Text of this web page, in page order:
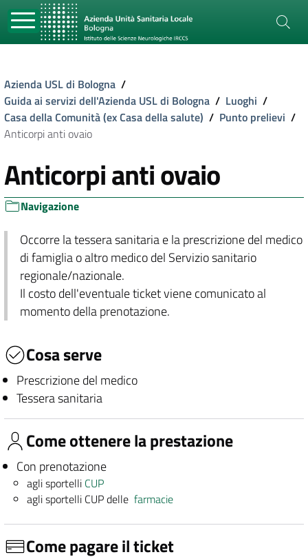
Azienda USL di Bologna /
Guida ai servizi dell'Azienda USL di Bologna / Luoghi /
Casa della Comunità (ex Casa della salute) / Punto prelievi /
Anticorpi anti ovaio
Anticorpi anti ovaio
Navigazione
Occorre la tessera sanitaria e la prescrizione del medico
di famiglia o altro medico del Servizio sanitario
regionale/nazionale.
Il costo dell'eventuale ticket viene comunicato al
momento della prenotazione.
Cosa serve
Prescrizione del medico
Tessera sanitaria
Come ottenere la prestazione
Con prenotazione
agli sportelli CUP
agli sportelli CUP dellefarmacie
Come pagare il ticket